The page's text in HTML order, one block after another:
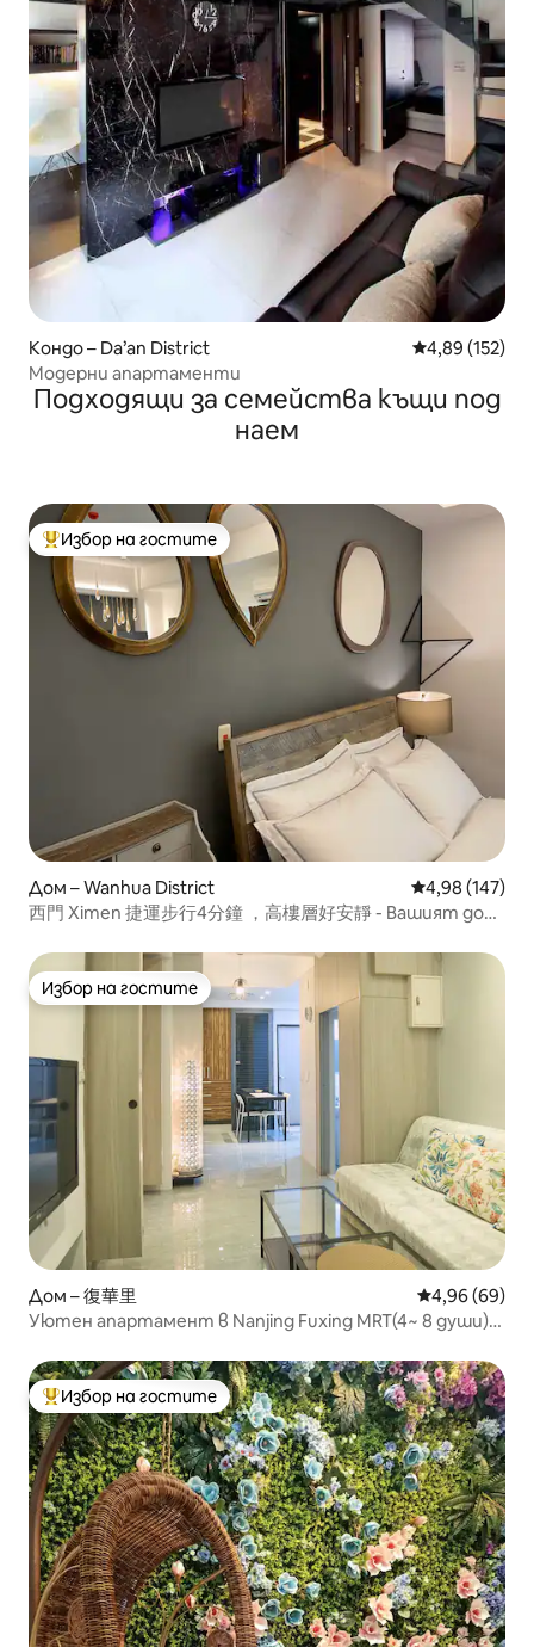
Кондо – Da’an District Средна
4,89 (152)
Модерни апартаменти
Подходящи за семейства къщи под
наем
Най-популярен избор на гостите
Избор на гостите
Дом – Wanhua District Средна
4,98 (147)
西門 Ximen 捷運步行4分鐘 ，高樓層好安靜 - Вашият дом
Избор на гостите
Избор на гостите
Дом – 復華里 Средна
4,96 (69)
Уютен апартамент в Nanjing Fuxing MRT(4~ 8 души)
Най-популярен избор на гостите
Избор на гостите